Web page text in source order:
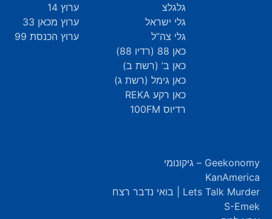
גלגלצ
גלי ישראל
גלי צה”ל
כאן 88 (רדיו 88)
כאן ב’ (רשת ב)
כאן גימל (רשת ג)
כאן רקע REKA
רדיוס 100FM
ערוץ 14
ערוץ מכאן 33
ערוץ הכנסת 99
Geekonomy – גיקונומי
KanAmerica
Lets Talk Murder | בואי נדבר רצח
S-Emek